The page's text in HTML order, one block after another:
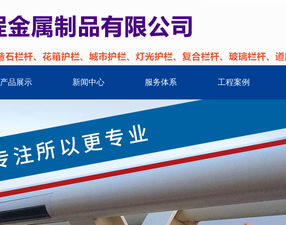
产品展示 新闻中心 服务体系 工程案例